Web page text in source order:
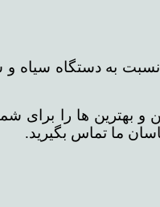
به دستگاه سیاه و
بهترین ها را برای
ما تماس بگیرید.